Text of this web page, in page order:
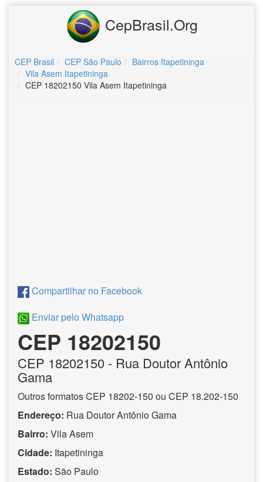
CepBrasil.Org
CEP Brasil CEP São Paulo
Bairros Itapetininga
Vila Asem Itapetininga
CEP 18202150 Vila Asem Itapetininga
Compartilhar no Facebook
Enviar pelo Whatsapp
CEP 18202150
CEP 18202150 - Rua Doutor Antônio
Gama
Outros formatos CEP 18202-150 ou CEP 18.202-150
Endereço: Rua Doutor Antônio Gama
Bairro: Vila Asem
Cidade: Itapetininga
Estado: São Paulo